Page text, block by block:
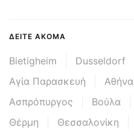
ΔΕΊΤΕ ΑΚΌΜΑ
Bietigheim Dusseldorf
Αγία Παρασκευή
Αθήνα
Ασπρόπυργος
Βούλα
Θέρμη
Θεσσαλονίκη